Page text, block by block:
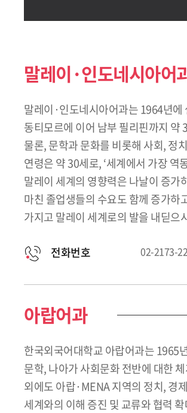
말레이·인도네시아어
말레이·인도네시아어과는 1964년
동티모르에 이어 남부 필리핀까지 약
물론, 문학과 문화를 비롯해 사회, 정
연령은 약 30세로, ‘세계에서 가장
말레이 세계의 영향력은 나날이 증가
마친 졸업생들의 수요도 함께 증가하
가지고 말레이 세계로의 발을 내딛으
전화번호 02-2173-
아랍어과
한국외국어대학교 아랍어과는 1965
문학, 나아가 사회문화 전반에 대한
외에도 아랍·MENA 지역의 정치, 경
세계와의 이해 증진 및 교류와 협력